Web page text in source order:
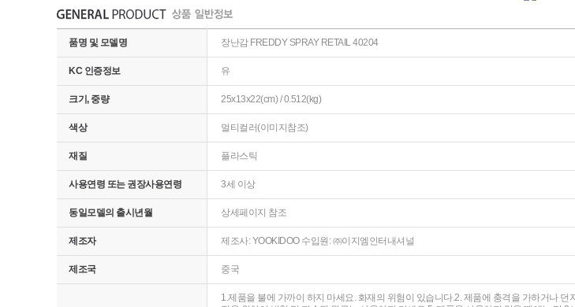
품명 및 모델명 장난감 FREDDY SPRAY RETAIL 40204
KC 인증정보 유
크기, 중량 25x13x22(cm) / 0.512(kg)
색상 멀티컬러(이미지참조)
재질 플라스틱
사용연령 또는 권장사용연령 3세 이상
동일모델의 출시년월 상세페이지 참조
제조자 제조사: YOOKIDOO 수입원: ㈜이지엠인터내셔널
제조국 중국
1.제품을 불에 가까이 하지 마세요. 화재의 위험이 있습니다.2. 제품에 충격을 가하거나